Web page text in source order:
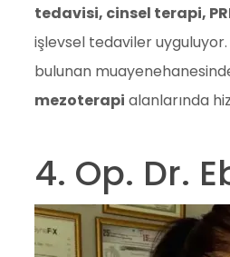
tedavisi, cinsel terapi,
işlevsel tedaviler
bulunan
mezoterapi alanlarında
4. Op. Dr.